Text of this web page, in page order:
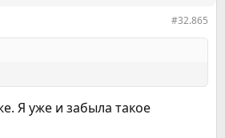
#32.865
Я уже и забыла такое